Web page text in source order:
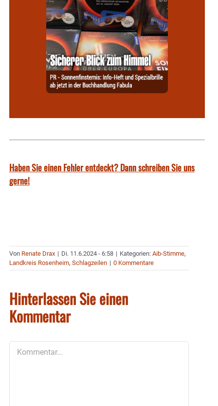
Haben Sie einen Fehler entdeckt? Dann schreiben Sie uns
gerne!
Von Renate Drax | Di. 11.6.2024 - 6:58 | Kategorien: Aib-Stimme,
Landkreis Rosenheim, Schlagzeilen | 0 Kommentare
Hinterlassen Sie einen
Kommentar